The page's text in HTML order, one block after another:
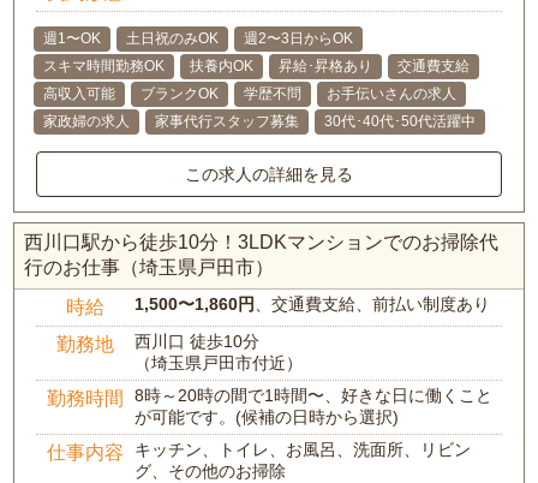
週1〜OK 土日祝のみOK
週2〜3日からOK
スキマ時間勤務OK
扶養内OK 昇給･昇格あり
交通費支給
高収入可能
ブランクOK 学歴不問
お手伝いさんの求人
家政婦の求人
家事代行スタッフ募集 30代･40代･50代活躍中
この求人の詳細を見る
西川口駅から徒歩10分！3LDKマンションでのお掃除代
行のお仕事（埼玉県戸田市）
時給 1,500〜1,860円、交通費支給、前払い制度あり
勤務地
西川口 徒歩10分
（埼玉県戸田市付近）
勤務時間
8時～20時の間で1時間〜、好きな日に働くこと
が可能です。(候補の日時から選択)
仕事内容
キッチン、トイレ、お風呂、洗面所、リビン
グ、その他のお掃除